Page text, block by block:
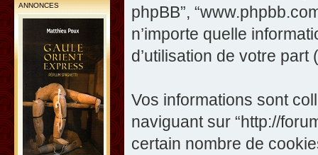
ANNONCES
phpBB”,
n’importe quelle
d’utilisation de votre part
Vos informations sont
naviguant sur “http://
certain nombre de